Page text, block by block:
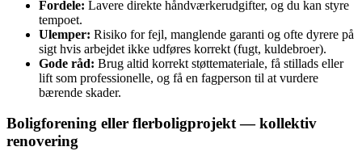
Fordele: Lavere direkte håndværkerudgifter, og du kan styre
tempoet.
Ulemper: Risiko for fejl, manglende garanti og ofte dyrere på
sigt hvis arbejdet ikke udføres korrekt (fugt, kuldebroer).
Gode råd: Brug altid korrekt støttemateriale, få stillads eller
lift som professionelle, og få en fagperson til at vurdere
bærende skader.
Boligforening eller flerboligprojekt — kollektiv
renovering